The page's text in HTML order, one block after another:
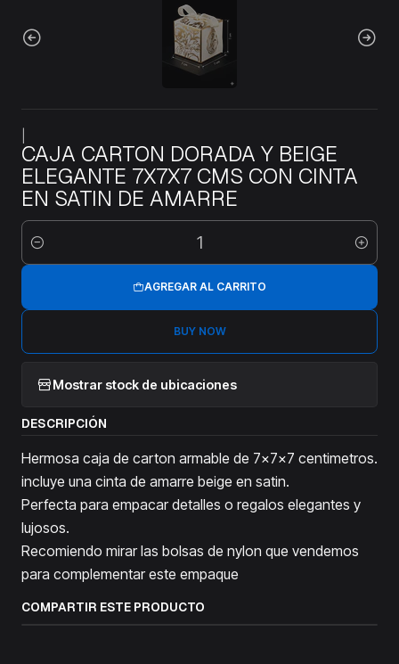
CAJA CARTON DORADA Y BEIGE
ELEGANTE 7X7X7 CMS CON CINTA
EN SATIN DE AMARRE
Cantidad
AGREGAR AL CARRITO
BUY NOW
Mostrar stock de ubicaciones
DESCRIPCIÓN
Hermosa caja de carton armable de 7x7x7 centimetros.
incluye una cinta de amarre beige en satin.
Perfecta para empacar detalles o regalos elegantes y
lujosos.
Recomiendo mirar las bolsas de nylon que vendemos
para complementar este empaque
COMPARTIR ESTE PRODUCTO